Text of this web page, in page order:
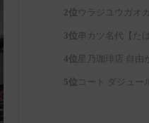
ウラジユウガオ
串カツ名代【た
星乃珈琲店 自由
コート ダジュ